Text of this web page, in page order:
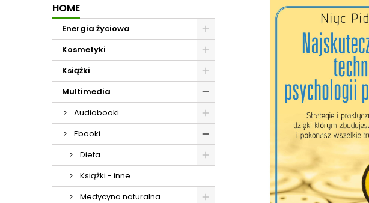
HOME
Energia życiowa
Kosmetyki
Książki
Multimedia
Audiobooki
Ebooki
Dieta
Książki - inne
Medycyna naturalna